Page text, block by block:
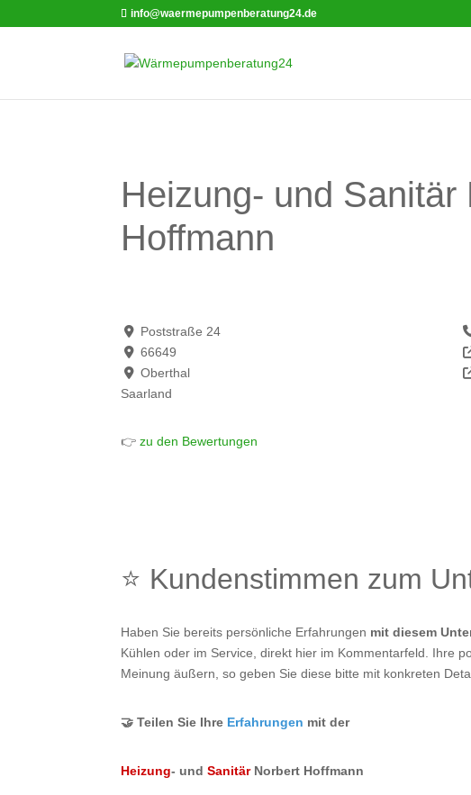
info@waermepumpenberatung24.de
Heizung- und Sanitär
Hoffmann
Poststraße 24
66649
Oberthal
Saarland
👉 zu den Bewertungen
⭐ Kundenstimmen zum
Haben Sie bereits persönliche Erfahrungen mit diesem
Kühlen oder im Service, direkt hier im Kommentarfeld. Ihre
Meinung äußern, so geben Sie diese bitte mit konkreten
🤝 Teilen Sie Ihre Erfahrungen mit der
Heizung- undSanitärNorbert Hoffmann